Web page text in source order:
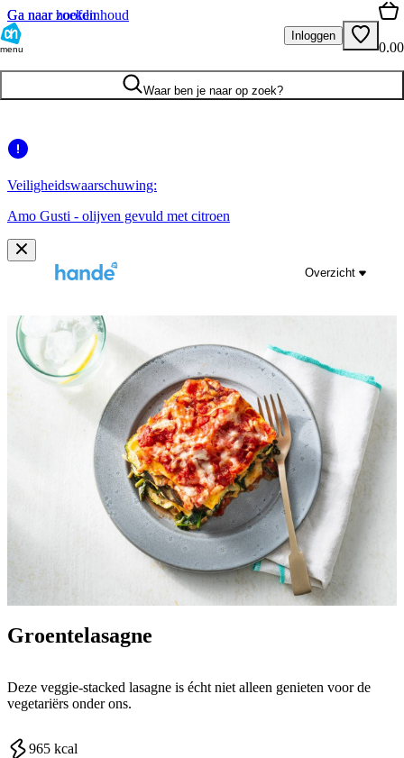
Ga naar hoofdinhoud
Ga naar zoeken
menu
Inloggen
0.00
Waar ben je naar op zoek?
Veiligheidswaarschuwing:
Amo Gusti - olijven gevuld met citroen
Overzicht
Groentelasagne
Deze veggie-stacked lasagne is écht niet alleen genieten voor de
vegetariërs onder ons.
965 kcal